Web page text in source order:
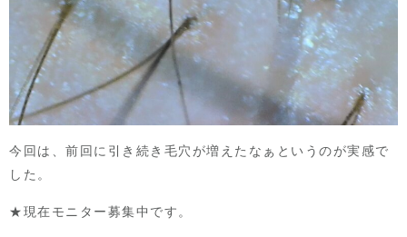
今回は、前回に引き続き毛穴が増えたなぁというのが実感で
した。
★現在モニター募集中です。